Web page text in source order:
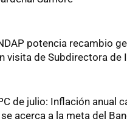
potencia recambio
visita de Subdirectora de
de julio: Inflación anual
acerca a la meta del